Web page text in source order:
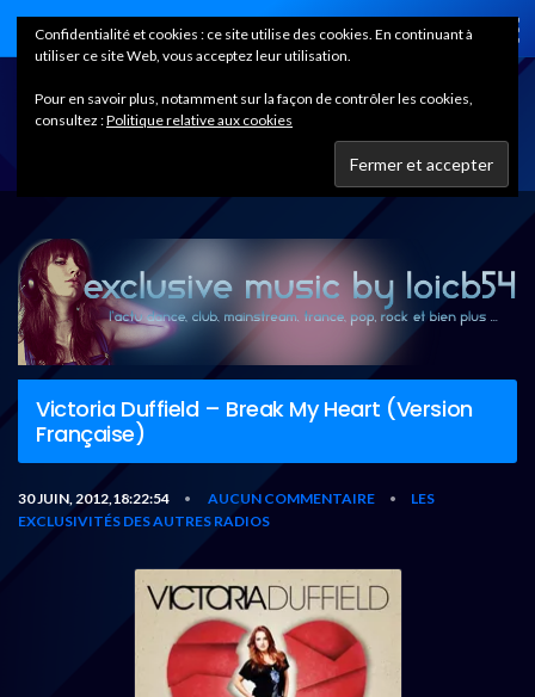
Home
Victoria Duffield – Break My Heart (Version
Française)
30 JUIN, 2012,18:22:54 • AUCUN COMMENTAIRE •
LES
EXCLUSIVITÉS DES AUTRES RADIOS
Confidentialité et cookies : ce site utilise des cookies. En continuant à
utiliser ce site Web, vous acceptez leur utilisation.
Pour en savoir plus, notamment sur la façon de contrôler les cookies,
consultez :Politique relative aux cookies